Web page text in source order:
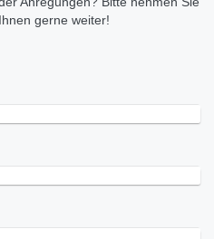
gerne weiter!